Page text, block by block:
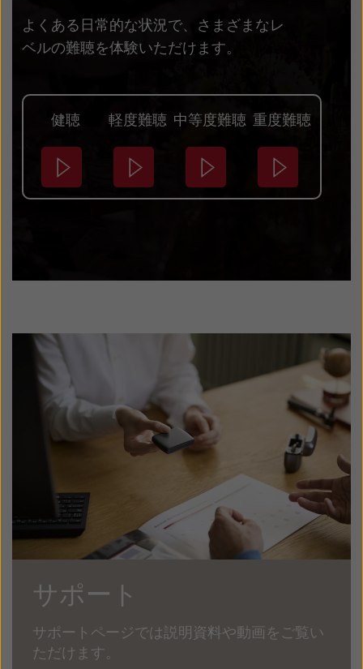
よくある日常的な状況で、さまざまなレ
ベルの難聴を体験いただけます。
健聴 軽度難聴 中等度難聴 重度難聴
サポート
サポートページでは説明資料や動画をご覧い
ただけます。